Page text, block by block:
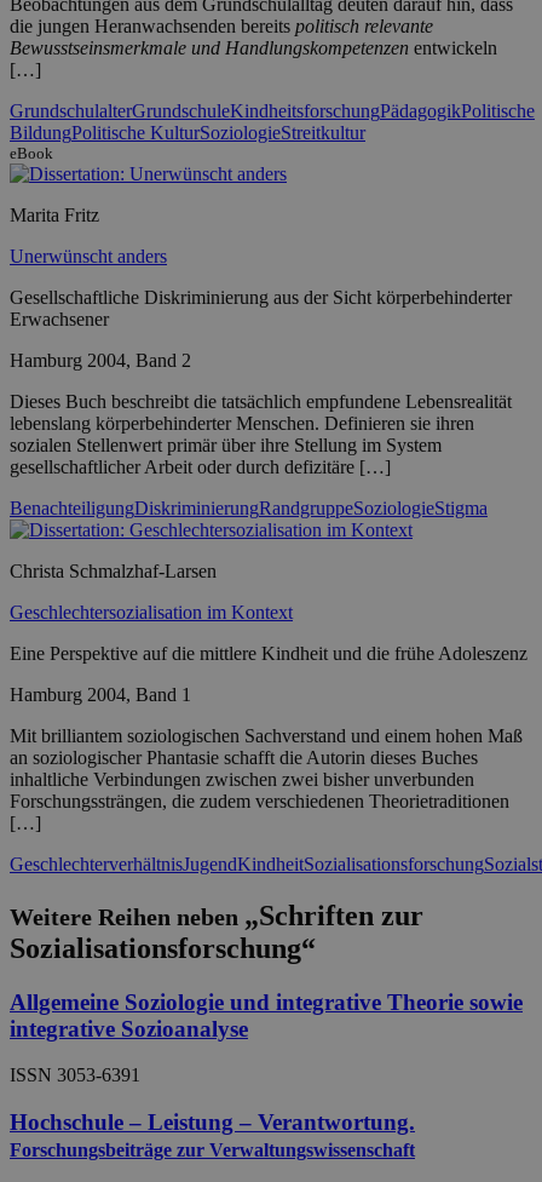
die jungen Heranwachsenden bereits politisch relevante
Bewusstseinsmerkmale und Handlungskompetenzen entwickeln
[…]
GrundschulalterGrundschuleKindheitsforschungPädagogikPolitische
BildungPolitische KulturSoziologieStreitkultur
eBook
Marita Fritz
Unerwünscht anders
Gesellschaftliche Diskriminierung aus der Sicht körperbehinderter
Erwachsener
Hamburg 2004, Band 2
Dieses Buch beschreibt die tatsächlich empfundene Lebensrealität
lebenslang körperbehinderter Menschen. Definieren sie ihren
sozialen Stellenwert primär über ihre Stellung im System
gesellschaftlicher Arbeit oder durch defizitäre […]
BenachteiligungDiskriminierungRandgruppeSoziologieStigma
Christa Schmalzhaf-Larsen
Geschlechtersozialisation im Kontext
Eine Perspektive auf die mittlere Kindheit und die frühe Adoleszenz
Hamburg 2004, Band 1
Mit brilliantem soziologischen Sachverstand und einem hohen Maß
an soziologischer Phantasie schafft die Autorin dieses Buches
inhaltliche Verbindungen zwischen zwei bisher unverbunden
Forschungssträngen, die zudem verschiedenen Theorietraditionen
[…]
GeschlechterverhältnisJugendKindheitSozialisationsforschung
Weitere Reihen neben „Schriften zur
Sozialisationsforschung“
Allgemeine Soziologie und integrative Theorie sowie
integrative Sozioanalyse
ISSN 3053-6391
Hochschule – Leistung – Verantwortung.
Forschungsbeiträge zur Verwaltungswissenschaft